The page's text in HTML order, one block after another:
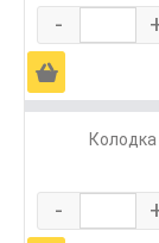
-
Ä
-